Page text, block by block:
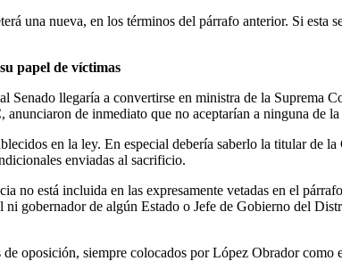
una nueva, en los términos del párrafo anterior. Si esta
papel de víctimas
llegaría a convertirse en ministra de la Suprema
de inmediato que no aceptarían a ninguna de la
en la ley. En especial debería saberlo la titular de
enviadas al sacrificio.
no está incluida en las expresamente vetadas en el
gobernador de algún Estado o Jefe de Gobierno del
oposición, siempre colocados por López Obrador como